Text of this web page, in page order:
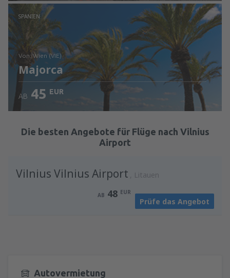
Prüfe die Einzelheiten
SPANIEN
von: Wien (VIE)
Majorca
Prüfe die Einzelheiten
AB 45 EUR
Die besten Angebote für Flüge nach Vilnius
Airport
Vilnius Vilnius Airport Litauen
AB 48 EUR
Prüfe das Angebot
Autovermietung